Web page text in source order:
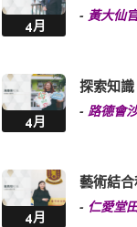
4月
- 黃大仙
4月
探索知
- 路德會
4月
藝術結
- 仁愛堂